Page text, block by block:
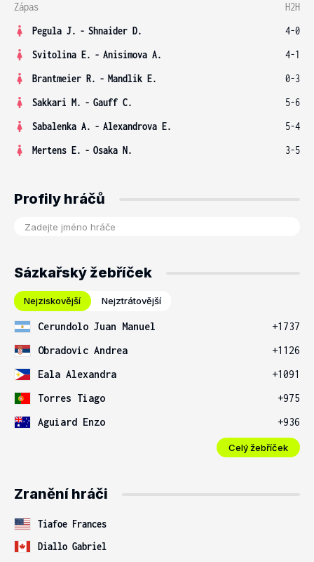
Zápas
H2H
Pegula J. - Shnaider D.
4-0
Svitolina E. - Anisimova A.
4-1
Brantmeier R. - Mandlik E.
0-3
Sakkari M. - Gauff C.
5-6
Sabalenka A. - Alexandrova E.
5-4
Mertens E. - Osaka N. 3-5
Profily hráčů
Sázkařský žebříček
Nejziskovější Nejztrátovější
Cerundolo Juan Manuel
+1737
Obradovic Andrea
+1126
Eala Alexandra
+1091
Torres Tiago
+975
Aguiard Enzo
+936
Celý žebříček
Zranění hráči
Tiafoe Frances
Diallo Gabriel